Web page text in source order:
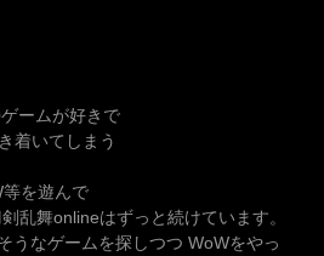
ームが好きで
着いてしまう
を遊んで
乱舞onlineはずっと続けています。
うなゲームを探しつつ WoWをやっ